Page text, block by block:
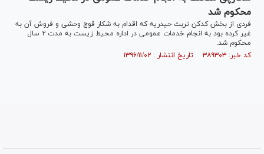
محکوم شد
فردی از بخش کدکن تربت حیدریه که اقدام به شکار قوج وحشی و فروش آن به
غیر کرده بود به انجام خدمات عمومی در اداره محیط زیست به مدت ۲ سال
محکوم شد.
کد خبر: ۳۸۹۳۰۳ تاریخ انتشار : ۱۳۹۶/۱۱/۰۲